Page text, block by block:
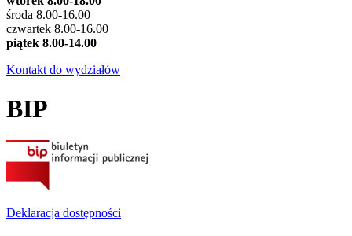
środa 8.00-16.00
czwartek 8.00-16.00
piątek 8.00-14.00
Kontakt do wydziałów
BIP
Deklaracja dostępności